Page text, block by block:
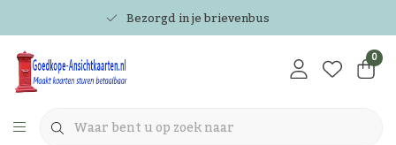
Bezorgd in je brievenbus
0